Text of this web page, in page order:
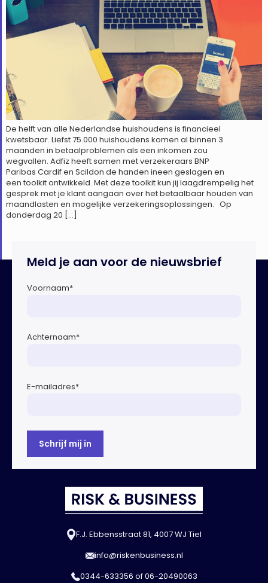
De helft van alle Nederlandse huishoudens is financieel
kwetsbaar. Liefst 75.000 huishoudens komen al binnen 3
maanden in betaalproblemen als een inkomen zou
wegvallen. Adfiz heeft samen met verzekeraars BNP
Paribas Cardif en Scildon de handen ineen geslagen en
een toolkit ontwikkeld. Met deze toolkit kun jij laagdrempelig het
gesprek met je klant aangaan over het betaalbaar houden van
maandlasten en mogelijke verzekeringsoplossingen. Op
donderdag 20 […]
Meld je aan voor de nieuwsbrief
Voornaam*
Achternaam*
E-mailadres*
F.J. Ebbensstraat 81, 4007 WJ Tiel
info@riskenbusiness.nl
0344-633356 of06-20490063